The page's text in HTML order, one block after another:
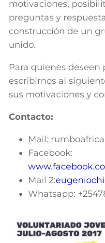
motivaciones,
preguntas y
construcción de un
unido.
Para quienes
escribirnos al
sus motivaciones y
Contacto:
Mail:
Facebook:
Mail 2:
Whatsapp: